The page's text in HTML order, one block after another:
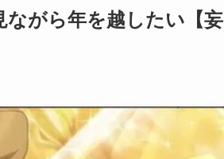
ながら年を越したい【妄